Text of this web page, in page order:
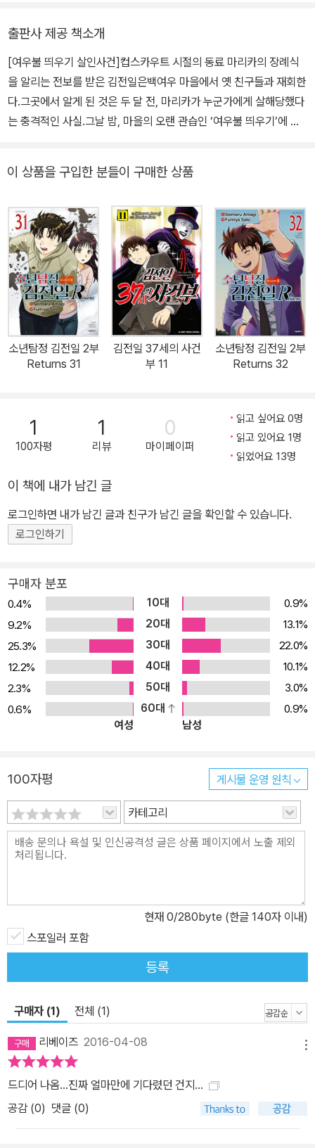
출판사 제공 책소개
[여우불 띄우기 살인사건]컵스카우트 시절의 동료 마리카의 장례식
을 알리는 전보를 받은 김전일은백여우 마을에서 옛 친구들과 재회한
다.그곳에서 알게 된 것은 두 달 전, 마리카가 누군가에게 살해당했다
는 충격적인 사실.그날 밤, 마을의 오랜 관습인 ‘여우불 띄우기’에 참
이 상품을 구입한 분들이 구매한 상품
소년탐정 김전일 2부
Returns 31
김전일 37세의 사건
부 11
소년탐정 김전일 2부
Returns 32
1
100자평
1
리뷰
0
마이페이퍼
읽고 싶어요 0명
읽고 있어요 1명
읽었어요 13명
이 책에 내가 남긴 글
로그인하면 내가 남긴 글과 친구가 남긴 글을 확인할 수 있습니다.
로그인하기
구매자 분포
0.4% 10대
0.9%
9.2%
20대
13.1%
25.3%
30대
22.0%
12.2%
40대
10.1%
2.3%
50대
3.0%
0.6%
60대
0.9%
여성
남성
100자평 게시물 운영 원칙
카테고리
현재 0/280byte (한글 140자 이내)
스포일러 포함
등록
구매자 (1) 전체 (1)
리베이즈 2016-04-08
드디어 나옴...진짜 얼마만에 기다렸던 건지...
공감 (0) 댓글 (0)